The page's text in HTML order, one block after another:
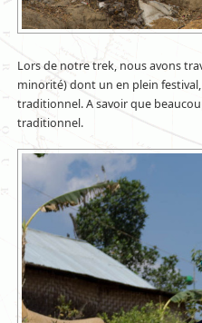
Lors de notre trek, nous avons
minorité) dont un en plein
traditionnel. A savoir que
traditionnel.